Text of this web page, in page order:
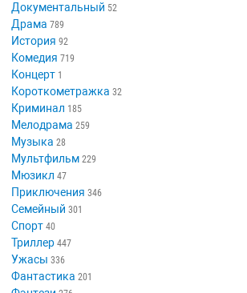
Документальный 52
Драма 789
История 92
Комедия 719
Концерт 1
Короткометражка 32
Криминал 185
Мелодрама 259
Музыка 28
Мультфильм 229
Мюзикл 47
Приключения 346
Семейный 301
Спорт 40
Триллер 447
Ужасы 336
Фантастика 201